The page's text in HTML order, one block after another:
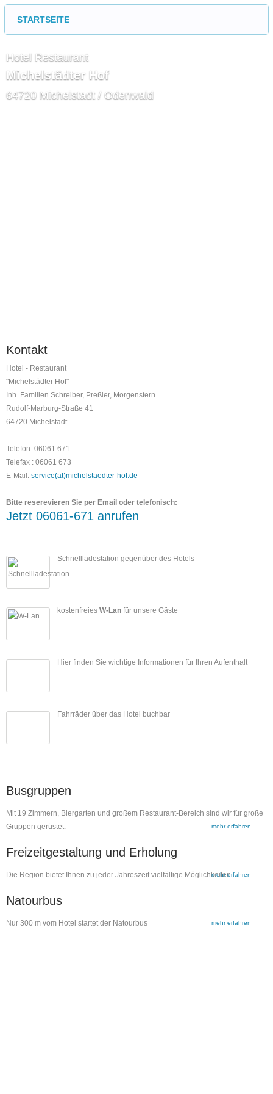
STARTSEITE
Hotel Restaurant
Michelstädter Hof
64720 Michelstadt / Odenwald
Kontakt
Hotel - Restaurant
"Michelstädter Hof"
Inh. Familien Schreiber, Preßler, Morgenstern
Rudolf-Marburg-Straße 41
64720 Michelstadt
Telefon: 06061 671
Telefax : 06061 673
E-Mail: service(at)michelstaedter-hof.de
Bitte reserevieren Sie per Email oder telefonisch:
Jetzt 06061-671 anrufen
Schnellladestation gegenüber des Hotels
kostenfreies W-Lan für unsere Gäste
Hier finden Sie wichtige Informationen für Ihren Aufenthalt
Fahrräder über das Hotel buchbar
Busgruppen
Mit 19 Zimmern, Biergarten und großem Restaurant-Bereich sind wir für große
Gruppen gerüstet.
mehr erfahren
Freizeitgestaltung und Erholung
Die Region bietet Ihnen zu jeder Jahreszeit vielfältige Möglichkeitenmehr erfahren
Natourbus
Nur 300 m vom Hotel startet der Natourbus mehr erfahren